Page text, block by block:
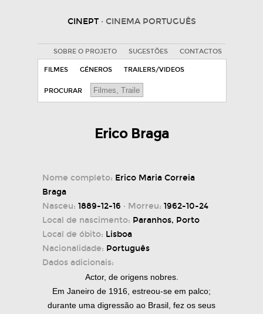
CINEPT · CINEMA PORTUGUÊS
SOBRE O PROJETO SUGESTÕES CONTACTOS
FILMES GÉNEROS TRAILERS/VIDEOS
PROCURAR
Erico Braga
Nome completo: Erico Maria Correia
Braga
Nasceu: 1889-12-16 · Morreu: 1962-10-24
Local de nascimento: Paranhos, Porto
Local de óbito: Lisboa
Nacionalidade: Português
Dados adicionais:
Actor, de origens nobres.
Em Janeiro de 1916, estreou-se em palco;
durante uma digressão ao Brasil, fez os seus